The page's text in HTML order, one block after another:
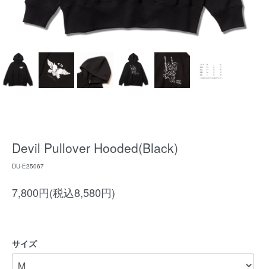
Devil Pullover Hooded(Black)
DU-E25067
7,800円(税込8,580円)
サイズ